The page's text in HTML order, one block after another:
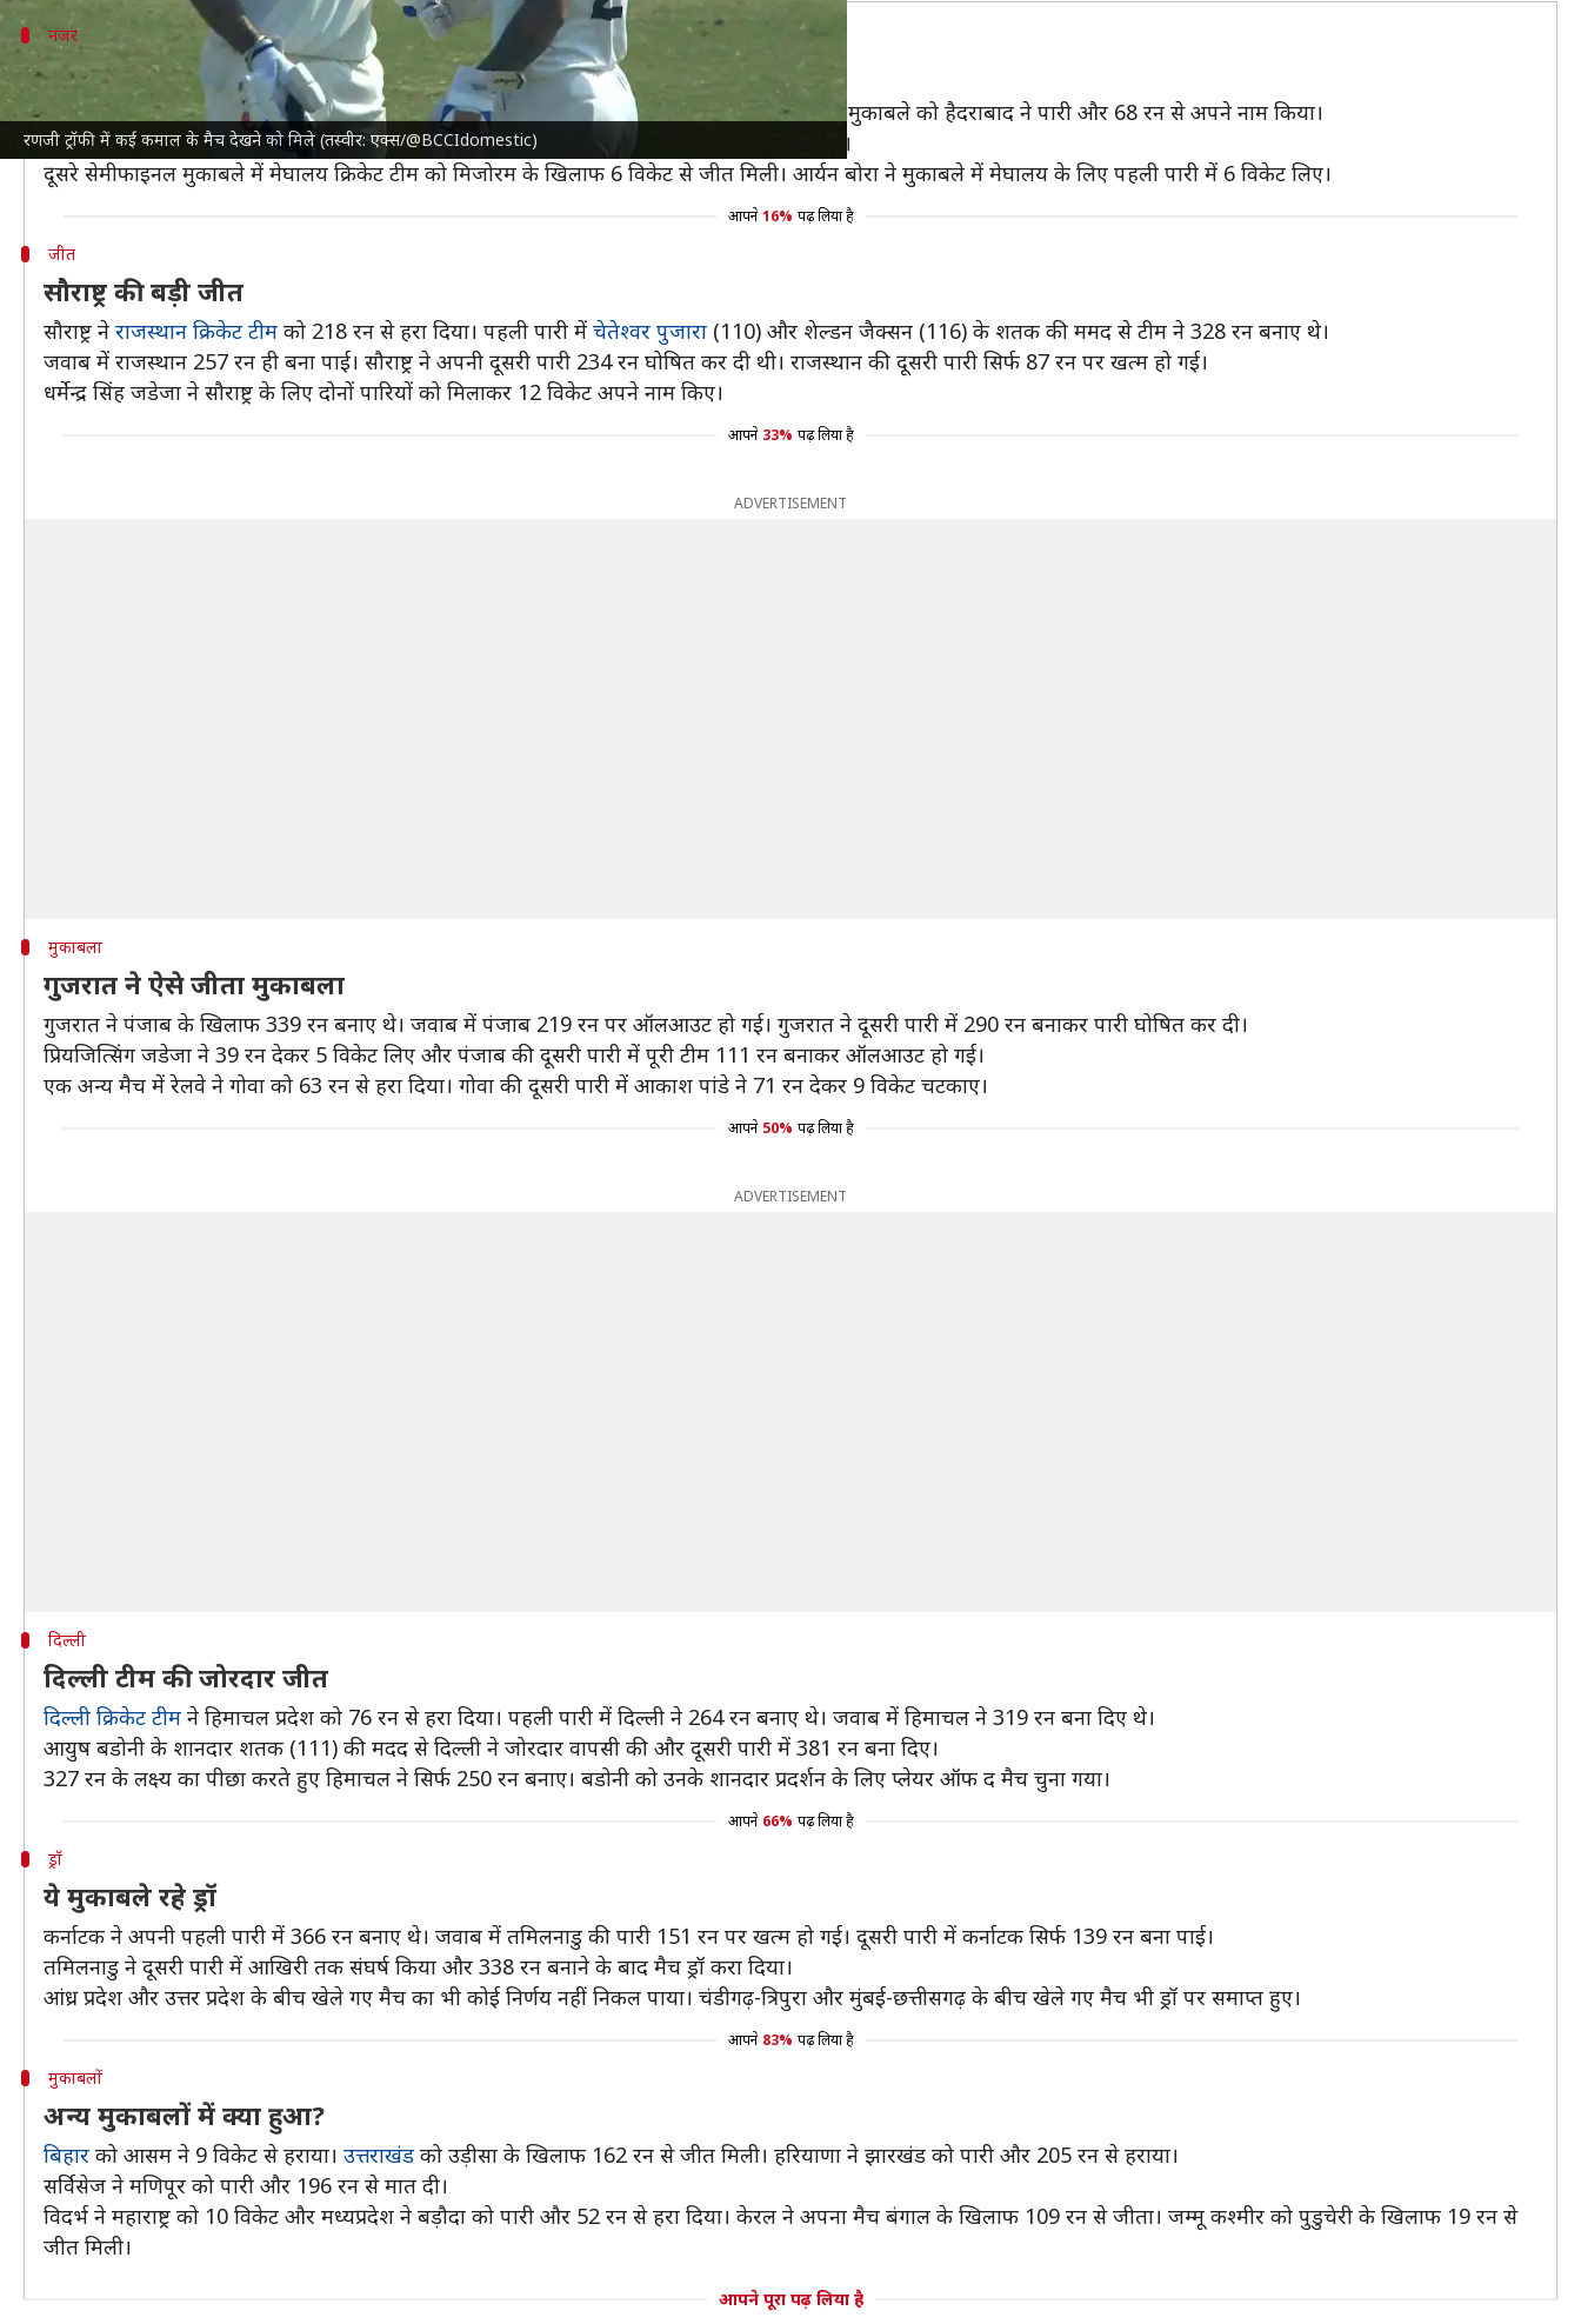
रणजी ट्रॉफी में कई कमाल के मैच देखने को मिले (तस्वीर: एक्स/@BCCIdomestic)
नजर
प्लेट ग्रुप के मुकाबलों पर एक नजर
प्लेट ग्रुप का पहला सेमीफाइनल मैचहैदराबाद क्रिकेट टीमऔर नागालैंड क्रिकेट टीम के बीच खेला गया। इस मुकाबले को हैदराबाद ने पारी और 68 रन से अपने नाम किया।
इस मुकाबले में हैदराबाद के कप्तानतिलक वर्मा(101) और तन्मय अग्रवाल (164) ने शानदार शतक लगाया।
दूसरे सेमीफाइनल मुकाबले में मेघालय क्रिकेट टीम को मिजोरम के खिलाफ 6 विकेट से जीत मिली। आर्यन बोरा ने मुकाबले में मेघालय के लिए पहली पारी में 6 विकेट लिए।
आपने 16% पढ़ लिया है
जीत
सौराष्ट्र की बड़ी जीत
सौराष्ट्र ने राजस्थान क्रिकेट टीम को 218 रन से हरा दिया। पहली पारी में चेतेश्वर पुजारा (110) और शेल्डन जैक्सन (116) के शतक की ममद से टीम ने 328 रन बनाए थे।
जवाब में राजस्थान 257 रन ही बना पाई। सौराष्ट्र ने अपनी दूसरी पारी 234 रन घोषित कर दी थी। राजस्थान की दूसरी पारी सिर्फ 87 रन पर खत्म हो गई।
धर्मेन्द्र सिंह जडेजा ने सौराष्ट्र के लिए दोनों पारियों को मिलाकर 12 विकेट अपने नाम किए।
आपने 33% पढ़ लिया है
ADVERTISEMENT
मुकाबला
गुजरात ने ऐसे जीता मुकाबला
गुजरात ने पंजाब के खिलाफ 339 रन बनाए थे। जवाब में पंजाब 219 रन पर ऑलआउट हो गई। गुजरात ने दूसरी पारी में 290 रन बनाकर पारी घोषित कर दी।
प्रियजित्सिंग जडेजा ने 39 रन देकर 5 विकेट लिए और पंजाब की दूसरी पारी में पूरी टीम 111 रन बनाकर ऑलआउट हो गई।
एक अन्य मैच में रेलवे ने गोवा को 63 रन से हरा दिया। गोवा की दूसरी पारी में आकाश पांडे ने 71 रन देकर 9 विकेट चटकाए।
आपने 50% पढ़ लिया है
ADVERTISEMENT
दिल्ली
दिल्ली टीम की जोरदार जीत
दिल्ली क्रिकेट टीम ने हिमाचल प्रदेश को 76 रन से हरा दिया। पहली पारी में दिल्ली ने 264 रन बनाए थे। जवाब में हिमाचल ने 319 रन बना दिए थे।
आयुष बडोनी के शानदार शतक (111) की मदद से दिल्ली ने जोरदार वापसी की और दूसरी पारी में 381 रन बना दिए।
327 रन के लक्ष्य का पीछा करते हुए हिमाचल ने सिर्फ 250 रन बनाए। बडोनी को उनके शानदार प्रदर्शन के लिए प्लेयर ऑफ द मैच चुना गया।
आपने 66% पढ़ लिया है
ड्रॉ
ये मुकाबले रहे ड्रॉ
कर्नाटक ने अपनी पहली पारी में 366 रन बनाए थे। जवाब में तमिलनाडु की पारी 151 रन पर खत्म हो गई। दूसरी पारी में कर्नाटक सिर्फ 139 रन बना पाई।
तमिलनाडु ने दूसरी पारी में आखिरी तक संघर्ष किया और 338 रन बनाने के बाद मैच ड्रॉ करा दिया।
आंध्र प्रदेश और उत्तर प्रदेश के बीच खेले गए मैच का भी कोई निर्णय नहीं निकल पाया। चंडीगढ़-त्रिपुरा और मुंबई-छत्तीसगढ़ के बीच खेले गए मैच भी ड्रॉ पर समाप्त हुए।
आपने 83% पढ़ लिया है
मुकाबलों
अन्य मुकाबलों में क्या हुआ?
बिहार को आसम ने 9 विकेट से हराया। उत्तराखंड को उड़ीसा के खिलाफ 162 रन से जीत मिली। हरियाणा ने झारखंड को पारी और 205 रन से हराया।
सर्विसेज ने मणिपूर को पारी और 196 रन से मात दी।
विदर्भ ने महाराष्ट्र को 10 विकेट और मध्यप्रदेश ने बड़ौदा को पारी और 52 रन से हरा दिया। केरल ने अपना मैच बंगाल के खिलाफ 109 रन से जीता। जम्मू कश्मीर को पुडुचेरी के खिलाफ 19 रन से
जीत मिली।
आपने पूरा पढ़ लिया है